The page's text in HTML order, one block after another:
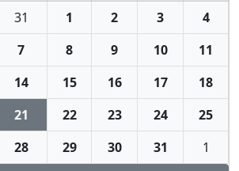
31 1 2 3
4
7 8 9 10
11
14 15 16 17
18
21 22 23 24
25
28 29 30 31 1